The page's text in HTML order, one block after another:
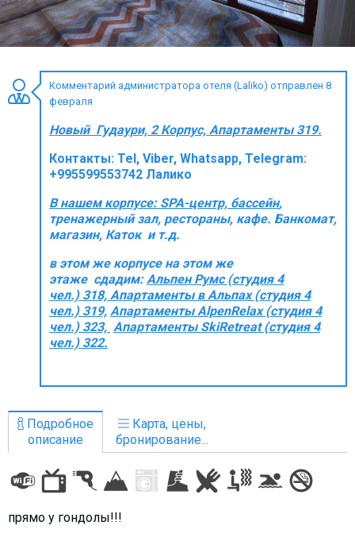
Комментарий администратора отеля (Laliko) отправлен 8
февраля
Новый Гудаури, 2 Корпус, Апартаменты 319.
Контакты: Tel, Viber, Whatsapp, Telegram:
+995599553742 Лалико
В нашем корпусе: SPA-центр, бассейн,
тренажерный зал, рестораны, кафе. Банкомат,
магазин, Каток и т.д.
в этом же корпусе на этом же
этаже сдадим: Альпен Румс (студия 4
чел.) 318, Aпартаменты в Альпах (студия 4
чел.) 319, Апартаменты AlpenRelax (студия 4
чел.)323, Апартаменты SkiRetreat (студия 4
чел.) 322.
Подробное
описание
Карта, цены,
бронирование...
прямо у гондолы!!!
Календарь событий
Гудаури
INFO
ПРОЖИВАНИЕ
Квартиры
Коттеджи
Отели
% Горячие предложения
Долгосрочная аренда
Казбеги
Другое
Визы и Документы
Что пить?
Деньги
Галерея